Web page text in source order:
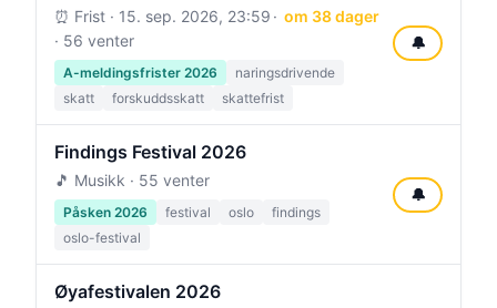
⏰ Frist · 15. sep. 2026, 23:59
om 38 dager
· 56 venter
A-meldingsfrister 2026
naringsdrivende
skatt
forskuddsskatt skattefrist
🔔
Findings Festival 2026
🎵 Musikk · 55 venter
Påsken 2026 festival oslo
findings
oslo-festival
🔔
Øyafestivalen 2026